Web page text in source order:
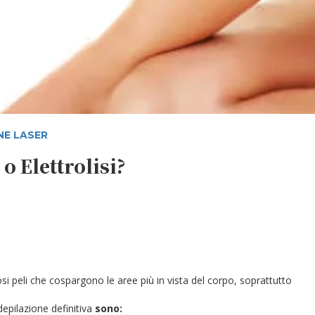
LASER
Elettrolisi?
peli che cospargono le aree più in vista del corpo, soprattutto
definitiva sono: